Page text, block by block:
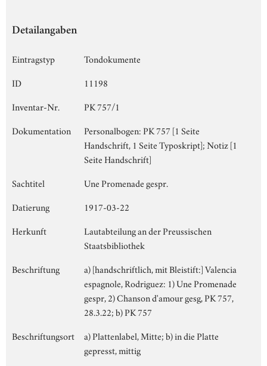
Detailangaben
Eintragstyp
Tondokumente
ID
11198
Inventar-Nr.
PK 757/1
Dokumentation
Personalbogen: PK 757 [1 Seite
Handschrift, 1 Seite Typoskript]; Notiz [1
Seite Handschrift]
Sachtitel
Une Promenade gespr.
Datierung
1917-03-22
Herkunft
Lautabteilung an der Preussischen
Staatsbibliothek
Beschriftung
a) [handschriftlich, mit Bleistift:] Valencia
espagnole, Rodriguez: 1) Une Promenade
gespr, 2) Chanson d'amour gesg, PK 757,
28.3.22; b) PK 757
Beschriftungsort
a) Plattenlabel, Mitte; b) in die Platte
gepresst, mittig